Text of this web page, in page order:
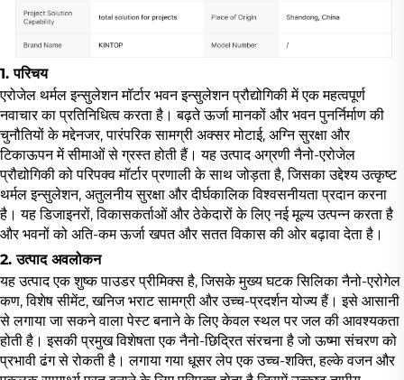
1. परिचय
एरोजेल थर्मल इन्सुलेशन मॉर्टार भवन इन्सुलेशन प्रौद्योगिकी में एक महत्वपूर्ण
नवाचार का प्रतिनिधित्व करता है। बढ़ते ऊर्जा मानकों और भवन पुनर्निर्माण की
चुनौतियों के मद्देनजर, पारंपरिक सामग्री अक्सर मोटाई, अग्नि सुरक्षा और
टिकाऊपन में सीमाओं से ग्रस्त होती हैं। यह उत्पाद अग्रणी नैनो-एरोजेल
प्रौद्योगिकी को परिपक्व मॉर्टार प्रणाली के साथ जोड़ता है, जिसका उद्देश्य उत्कृष्ट
थर्मल इन्सुलेशन, अतुलनीय सुरक्षा और दीर्घकालिक विश्वसनीयता प्रदान करना
है। यह डिजाइनरों, विकासकर्ताओं और ठेकेदारों के लिए नई मूल्य उत्पन्न करता है
और भवनों को अति-कम ऊर्जा खपत और सतत विकास की ओर बढ़ावा देता है।
2. उत्पाद अवलोकन
यह उत्पाद एक शुष्क पाउडर प्रीमिक्स है, जिसके मुख्य घटक सिलिका नैनो-एरोगेल
कण, विशेष सीमेंट, खनिज भराट सामग्री और उच्च-प्रदर्शन योज्य हैं। इसे आसानी
से लगाया जा सकने वाला पेस्ट बनाने के लिए केवल स्थल पर जल की आवश्यकता
होती है। इसकी प्रमुख विशेषता एक नैनो-छिद्रित संरचना है जो ऊष्मा संचरण को
प्रभावी ढंग से रोकती है। लगाया गया धूसर लेप एक उच्च-शक्ति, हल्के वजन और